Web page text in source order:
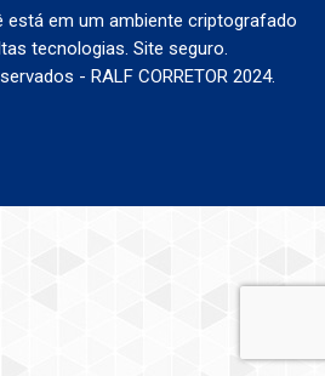
está em um ambiente criptografado
tecnologias. Site seguro.
- RALF CORRETOR 2024.